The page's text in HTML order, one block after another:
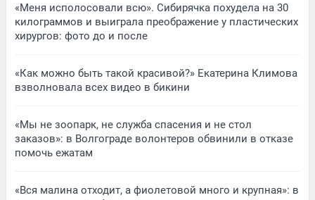
«Меня исполосовали всю». Сибирячка похудела на 30
килограммов и выиграла преображение у пластических
хирургов: фото до и после
«Как можно быть такой красивой?» Екатерина Климова
взволновала всех видео в бикини
«Мы не зоопарк, не служба спасения и не стол
заказов»: в Волгограде волонтеров обвинили в отказе
помочь ежатам
«Вся малина отходит, а фиолетовой много и крупная»: в